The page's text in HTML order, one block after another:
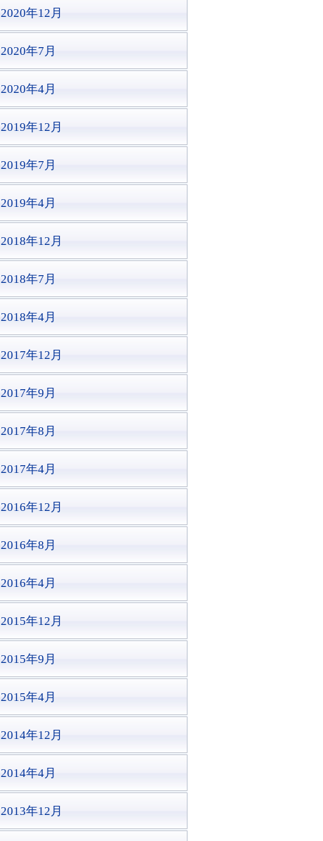
2020年12月
2020年7月
2020年4月
2019年12月
2019年7月
2019年4月
2018年12月
2018年7月
2018年4月
2017年12月
2017年9月
2017年8月
2017年4月
2016年12月
2016年8月
2016年4月
2015年12月
2015年9月
2015年4月
2014年12月
2014年4月
2013年12月